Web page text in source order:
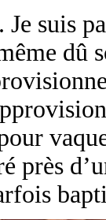
Je suis
près